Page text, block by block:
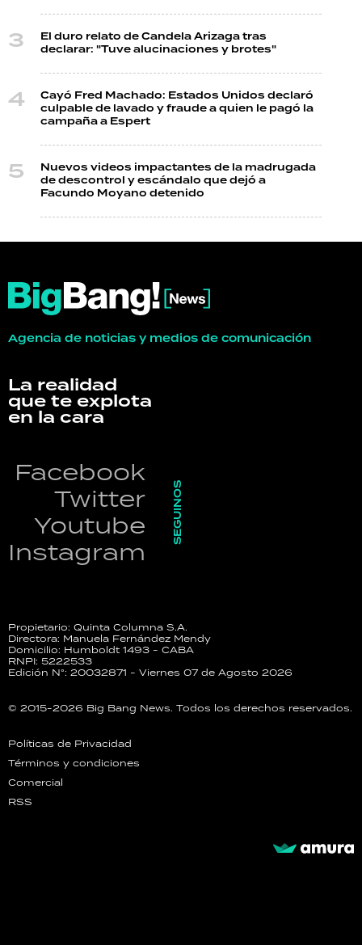
El duro relato de Candela Arizaga tras
declarar: "Tuve alucinaciones y brotes"
Cayó Fred Machado: Estados Unidos declaró
culpable de lavado y fraude a quien le pagó la
campaña a Espert
Nuevos videos impactantes de la madrugada
de descontrol y escándalo que dejó a
Facundo Moyano detenido
Agencia de noticias y medios de comunicación
La realidad
que te explota
en la cara
Facebook
Twitter
Youtube
Instagram
SEGUINOS
Propietario: Quinta Columna S.A.
Directora: Manuela Fernández Mendy
Domicilio: Humboldt 1493 - CABA
RNPI: 5222533
Edición N°: 20032871 - Viernes 07 de Agosto 2026
© 2015-2026 Big Bang News. Todos los derechos reservados.
Políticas de Privacidad
Términos y condiciones
Comercial
RSS